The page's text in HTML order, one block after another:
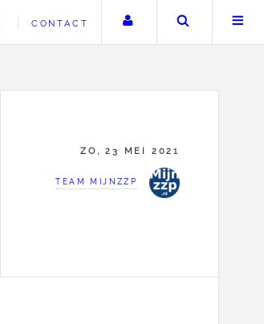
CONTACT Uw accountZoeken
ZO, 23 MEI 2021
TEAM MIJNZZP